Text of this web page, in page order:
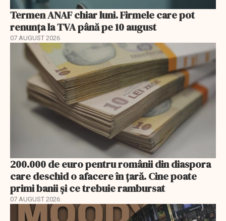
Termen ANAF chiar luni. Firmele care pot
renunța la TVA până pe 10 august
07 AUGUST 2026
200.000 de euro pentru românii din diaspora
care deschid o afacere în țară. Cine poate
primi banii și ce trebuie rambursat
07 AUGUST 2026